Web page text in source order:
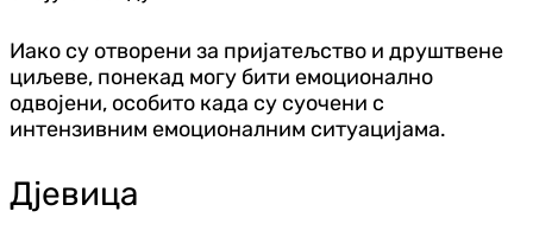
Иако су отворени за пријатељство и друштвене
циљеве, понекад могу бити емоционално
одвојени, особито када су суочени с
интензивним емоционалним ситуацијама.
Дјевица